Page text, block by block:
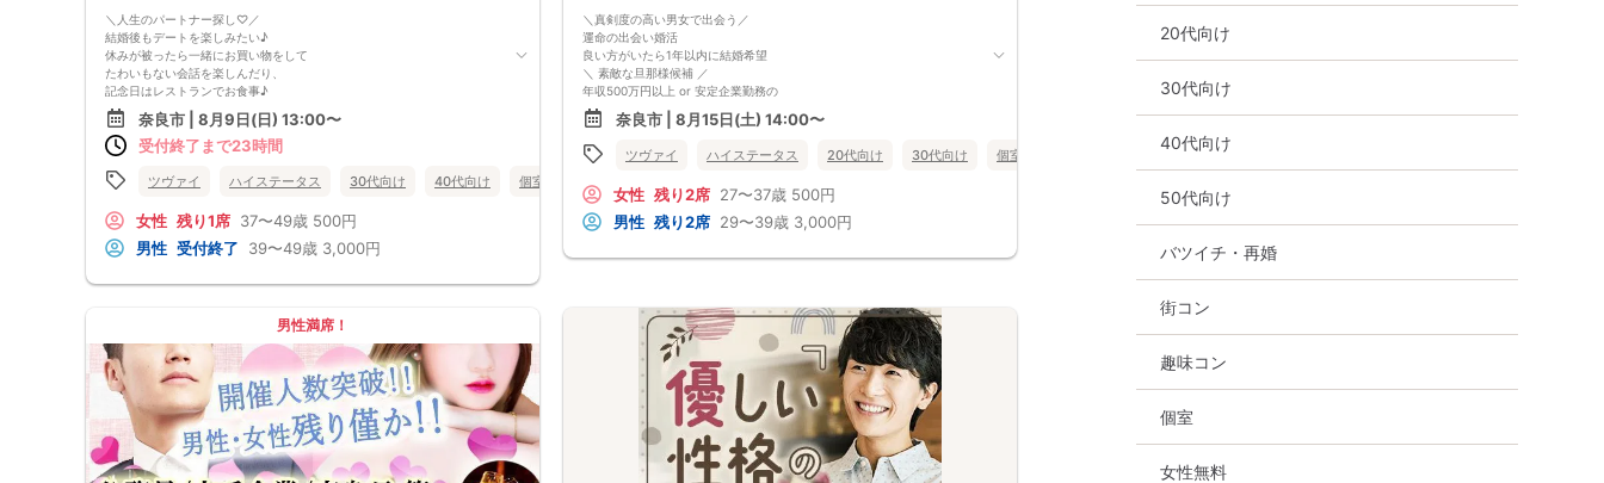
＼人生のパートナー探し♡／
結婚後もデートを楽しみたい♪
休みが被ったら一緒にお買い物をして
たわいもない会話を楽しんだり、
記念日はレストランでお食事♪
自分を大切に思ってくれる素敵なお相手との
夢みたいな未来が待っています。
奈良市 | 8月9日(日) 13:00〜
受付終了まで23時間
ツヴァイ ハイステータス 30代向け 40代向け 個室 公務員
女性 残り1席 37〜49歳 500円
男性 受付終了 39〜49歳 3,000円
＼真剣度の高い男女で出会う／
運命の出会い婚活
良い方がいたら1年以内に結婚希望
＼ 素敵な旦那様候補 ／
年収500万円以上 or 安定企業勤務の
優しくて穏やかな性格の男性
＼ 素敵な奥様候補 ／
初婚＆穏やかな性格の
ゆっくり一緒に人生を歩んでいきたい
そんな皆さま必見です♡
奈良市 | 8月15日(土) 14:00〜
ツヴァイ ハイステータス 20代向け 30代向け 個室
女性 残り2席 27〜37歳 500円
男性 残り2席 29〜39歳 3,000円
男性満席！
20代向け
30代向け
40代向け
50代向け
バツイチ・再婚
街コン
趣味コン
個室
女性無料